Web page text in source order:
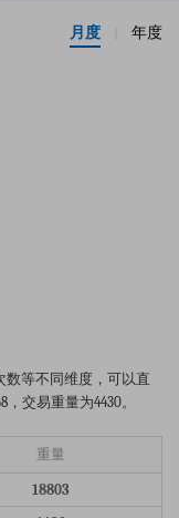
月度 年度
数等不同维度，可以直
交易重量为4430。
重量
18803